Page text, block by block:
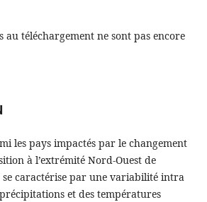
au téléchargement ne sont pas encore
les pays impactés par le changement
à l’extrémité Nord-Ouest de
se caractérise par une variabilité intra
et des températures